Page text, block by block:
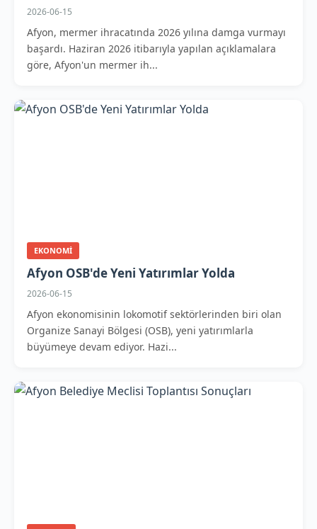
2026-06-15
Afyon, mermer ihracatında 2026 yılına damga vurmayı
başardı. Haziran 2026 itibarıyla yapılan açıklamalara
göre, Afyon'un mermer ih...
EKONOMI
Afyon OSB'de Yeni Yatırımlar Yolda
2026-06-15
Afyon ekonomisinin lokomotif sektörlerinden biri olan
Organize Sanayi Bölgesi (OSB), yeni yatırımlarla
büyümeye devam ediyor. Hazi...